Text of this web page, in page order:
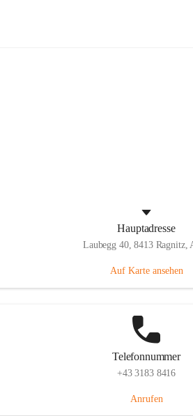
Hauptadresse
Laubegg 40, 8413 Ragnitz,
Auf Karte ansehen
Telefonnummer
+43 3183 8416
Anrufen